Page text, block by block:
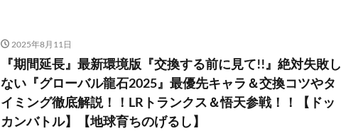
2025年8月11日
『期間延長』最新環境版『交換する前に見て!!』絶対失敗し
ない『グローバル龍石2025』最優先キャラ＆交換コツやタ
イミング徹底解説！！LRトランクス＆悟天参戦！！【ドッ
カンバトル】【地球育ちのげるし】